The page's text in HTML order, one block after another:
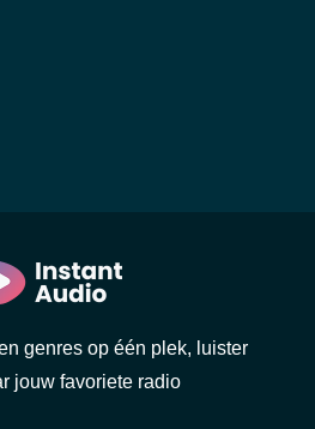
genres op één plek, luister
jouw favoriete radio